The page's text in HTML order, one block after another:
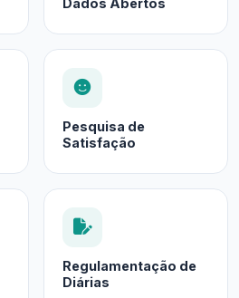
Dados Abertos
Pesquisa de
Satisfação
Regulamentação de
Diárias